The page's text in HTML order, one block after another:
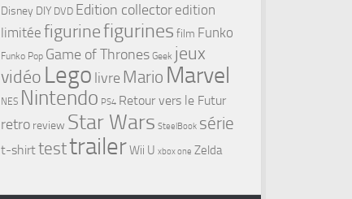
Disney DIY DVD Edition collector edition
limitée figurinefigurines film Funko
Funko Pop Game of Thrones Geek jeux
vidéo Lego livre Mario Marvel
NES Nintendo PS4 Retour vers le Futur
retro review Star Wars SteelBook série
t-shirttesttrailerWii U xbox one Zelda